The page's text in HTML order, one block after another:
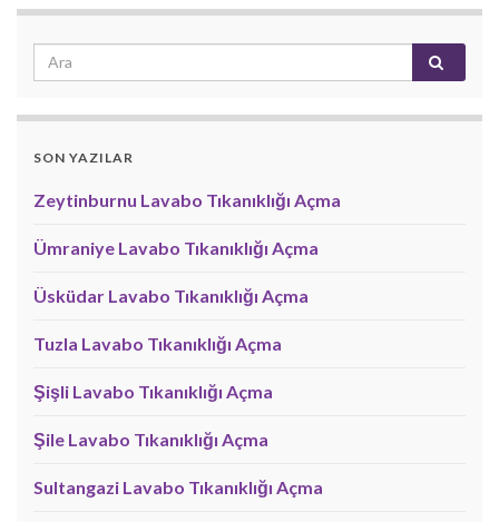
SON YAZILAR
Zeytinburnu Lavabo Tıkanıklığı Açma
Ümraniye Lavabo Tıkanıklığı Açma
Üsküdar Lavabo Tıkanıklığı Açma
Tuzla Lavabo Tıkanıklığı Açma
Şişli Lavabo Tıkanıklığı Açma
Şile Lavabo Tıkanıklığı Açma
Sultangazi Lavabo Tıkanıklığı Açma